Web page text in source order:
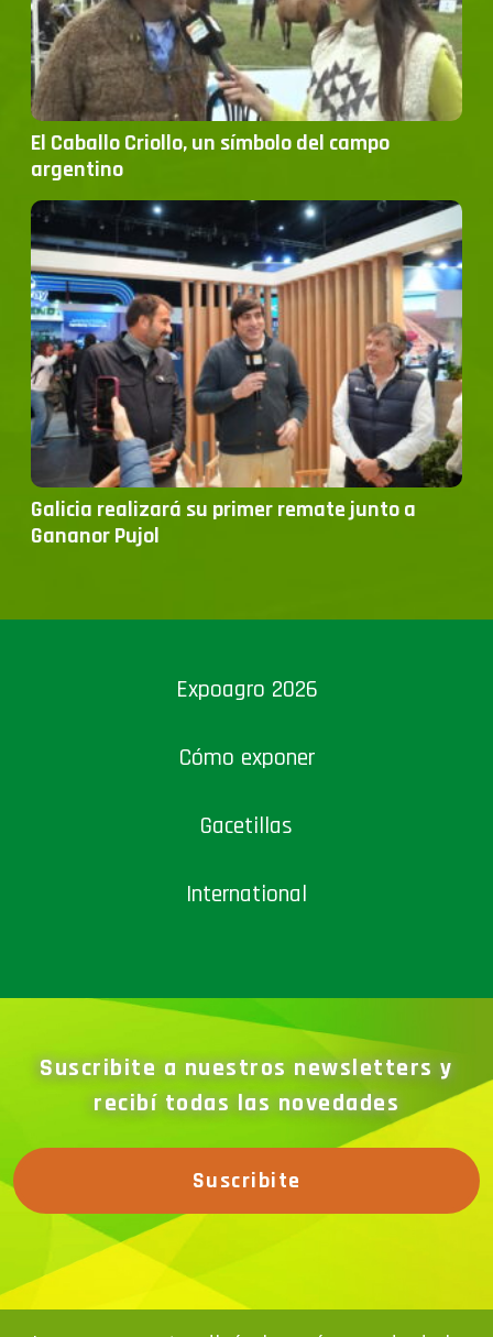
El Caballo Criollo, un símbolo del campo
argentino
Galicia realizará su primer remate junto a
Gananor Pujol
Expoagro 2026
Cómo exponer
Gacetillas
International
Suscribite a nuestros newsletters y
recibí todas las novedades
Suscribite